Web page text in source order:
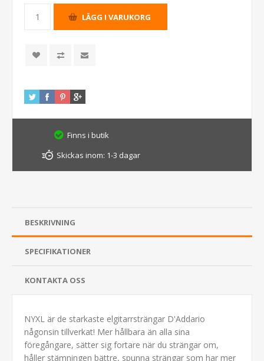
Finns i butik
Skickas inom: 1-3 dagar
BESKRIVNING
SPECIFIKATIONER
KONTAKTA OSS
NYXL är de starkaste elgitarrsträngar D'Addario
någonsin tillverkat! Mer hållbara än alla sina
föregångare, sätter sig fortare när du strängar om,
håller stämningen bättre, spunna strängar som har mer